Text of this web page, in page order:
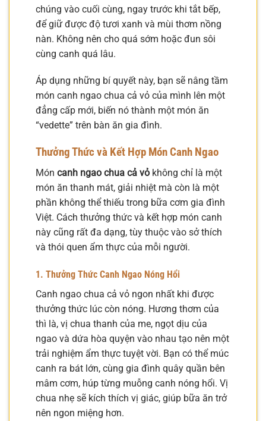
chúng vào cuối cùng, ngay trước khi tắt bếp,
để giữ được độ tươi xanh và mùi thơm nồng
nàn. Không nên cho quá sớm hoặc đun sôi
cùng canh quá lâu.
Áp dụng những bí quyết này, bạn sẽ nâng tầm
món canh ngao chua cả vỏ của mình lên một
đẳng cấp mới, biến nó thành một món ăn
“vedette” trên bàn ăn gia đình.
Thưởng Thức và Kết Hợp Món Canh Ngao
Món canh ngao chua cả vỏ không chỉ là một
món ăn thanh mát, giải nhiệt mà còn là một
phần không thể thiếu trong bữa cơm gia đình
Việt. Cách thưởng thức và kết hợp món canh
này cũng rất đa dạng, tùy thuộc vào sở thích
và thói quen ẩm thực của mỗi người.
1. Thưởng Thức Canh Ngao Nóng Hổi
Canh ngao chua cả vỏ ngon nhất khi được
thưởng thức lúc còn nóng. Hương thơm của
thì là, vị chua thanh của me, ngọt dịu của
ngao và dứa hòa quyện vào nhau tạo nên một
trải nghiệm ẩm thực tuyệt vời. Bạn có thể múc
canh ra bát lớn, cùng gia đình quây quần bên
mâm cơm, húp từng muỗng canh nóng hổi. Vị
chua nhẹ sẽ kích thích vị giác, giúp bữa ăn trở
nên ngon miệng hơn.